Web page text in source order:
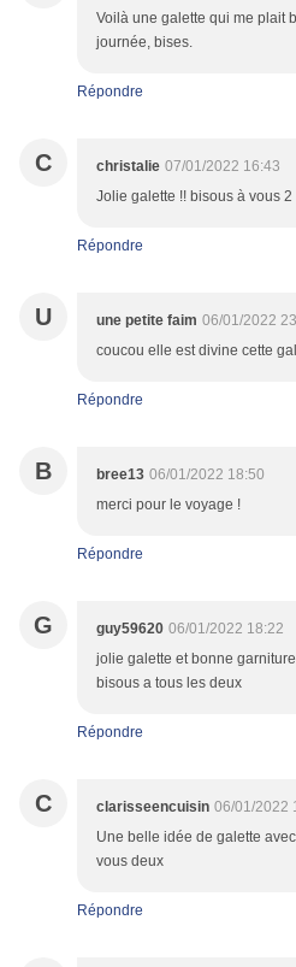
Voilà une galette qui me plait
journée, bises.
Répondre
C christalie 07/01/2022 16:43
Jolie galette !! bisous à vous 2
Répondre
U une petite faim 06/01/2022
coucou elle est divine cette
Répondre
B bree13 06/01/2022 18:50
merci pour le voyage !
Répondre
G guy59620 06/01/2022 18:22
jolie galette et bonne
bisous a tous les deux
Répondre
C clarisseencuisin 06/01/2022
Une belle idée de galette
vous deux
Répondre